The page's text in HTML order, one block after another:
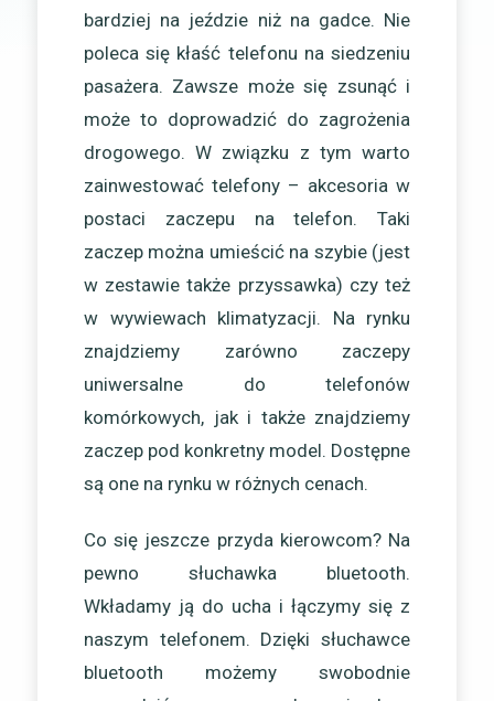
bardziej na jeździe niż na gadce. Nie
poleca się kłaść telefonu na siedzeniu
pasażera. Zawsze może się zsunąć i
może to doprowadzić do zagrożenia
drogowego. W związku z tym warto
zainwestować telefony – akcesoria w
postaci zaczepu na telefon. Taki
zaczep można umieścić na szybie (jest
w zestawie także przyssawka) czy też
w wywiewach klimatyzacji. Na rynku
znajdziemy zarówno zaczepy
uniwersalne do telefonów
komórkowych, jak i także znajdziemy
zaczep pod konkretny model. Dostępne
są one na rynku w różnych cenach.
Co się jeszcze przyda kierowcom? Na
pewno słuchawka bluetooth.
Wkładamy ją do ucha i łączymy się z
naszym telefonem. Dzięki słuchawce
bluetooth możemy swobodnie